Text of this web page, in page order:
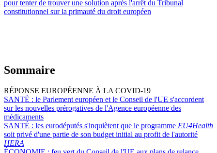
pour tenter de trouver une solution après l'arrêt du Tribunal
constitutionnel sur la primauté du droit européen
Sommaire
RÉPONSE EUROPÉENNE À LA COVID-19
SANTÉ : le Parlement européen et le Conseil de l'UE s'accordent
sur les nouvelles prérogatives de l'Agence européenne des
médicaments
SANTÉ : les eurodéputés s'inquiètent que le programme EU4Health
soit privé d'une partie de son budget initial au profit de l'autorité
HERA